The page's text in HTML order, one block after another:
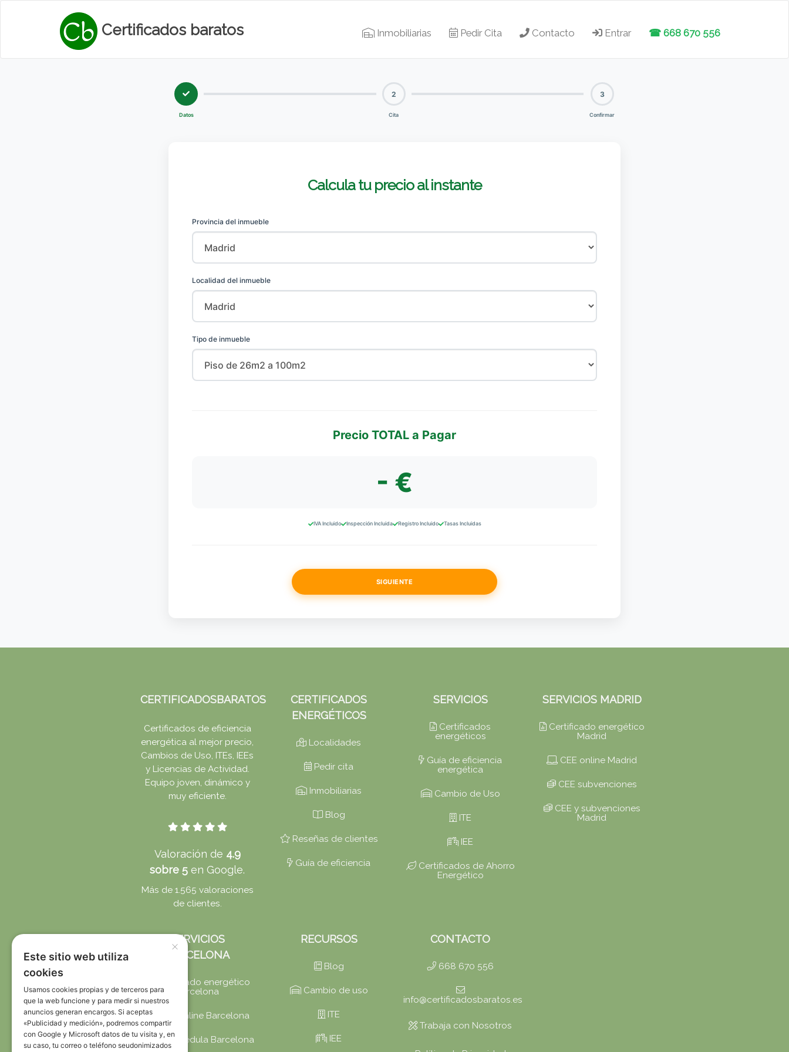
Certificados baratos Inmobiliarias Pedir Cita Contacto Entrar ☎ 668 670 556
Datos
2
Cita
3
Confirmar
Calcula tu precio al instante
Provincia del inmueble
Localidad del inmueble
Tipo de inmueble
Precio TOTAL a Pagar
- €
IVA Incluido Inspección Incluida Registro Incluido Tasas Incluidas
SIGUIENTE
CERTIFICADOSBARATOS
Certificados de eficiencia
energética al mejor precio,
Cambios de Uso, ITEs, IEEs
y Licencias de Actividad.
Equipo joven, dinámico y
muy eficiente.
Valoración de 4.9
sobre 5 en Google.
Más de 1.565 valoraciones
de clientes.
CERTIFICADOS
ENERGÉTICOS
Localidades
Pedir cita
Inmobiliarias
Blog
Reseñas de clientes
Guía de eficiencia
SERVICIOS
Certificados
energéticos
Guía de eficiencia
energética
Cambio de Uso
ITE
IEE
Certificados de Ahorro
Energético
SERVICIOS MADRID
Certificado energético
Madrid
CEE online Madrid
CEE subvenciones
CEE y subvenciones
Madrid
SERVICIOS
BARCELONA
Certificado energético
Barcelona
CEE online Barcelona
CEE + Cédula Barcelona
RECURSOS
Blog
Cambio de uso
ITE
IEE
CONTACTO
668 670 556
info@certificadosbaratos.es
Trabaja con Nosotros
×
Este sitio web utiliza
cookies
Usamos cookies propias y de terceros para
que la web funcione y para medir si nuestros
anuncios generan encargos. Si aceptas
«Publicidad y medición», podremos compartir
con Google y Microsoft datos de tu visita y, en
su caso, tu correo o teléfono seudonimizados